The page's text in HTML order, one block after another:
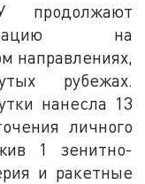
на
направлениях,
рубежах.
нанесла 13
личного
1 зенитно-
и ракетные